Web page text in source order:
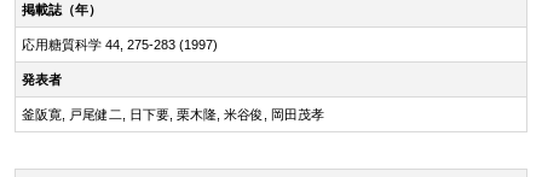
掲載誌（年）
応用糖質科学 44, 275-283 (1997)
発表者
釜阪寛, 戸尾健二, 日下要, 栗木隆, 米谷俊, 岡田茂孝